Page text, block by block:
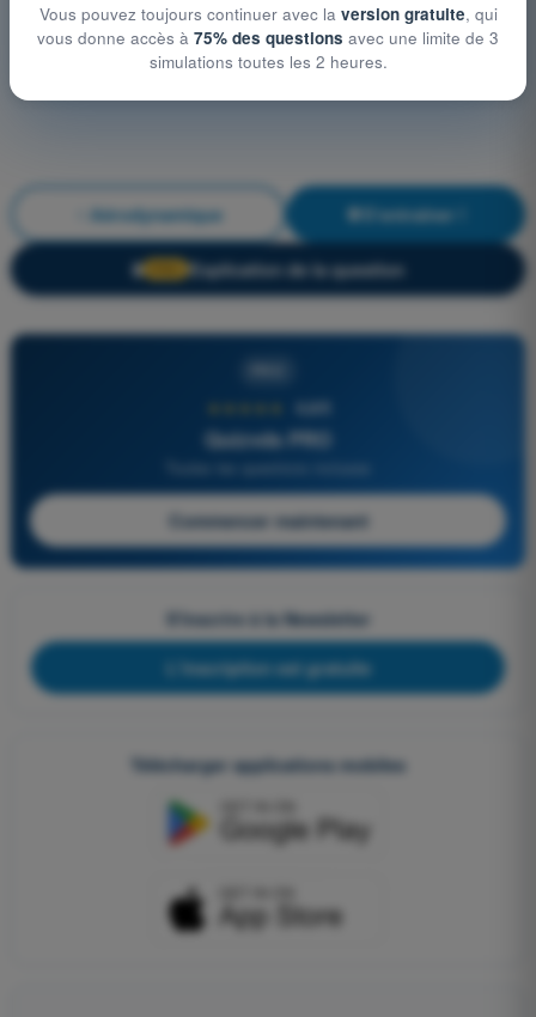
Aérodynamique S'entraîner !
🔒 Explication de la question
Quizvds PRO
Commencer maintenant
S'inscrire à la Newsletter
L'inscription est gratuite
Télécharger applications mobiles
Vous pouvez toujours continuer avec la version gratuite, qui
vous donne accès à 75% des questions avec une limite de 3
simulations toutes les 2 heures.